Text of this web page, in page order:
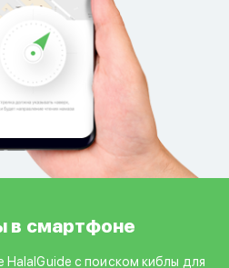
в смартфоне
с поиском киблы для